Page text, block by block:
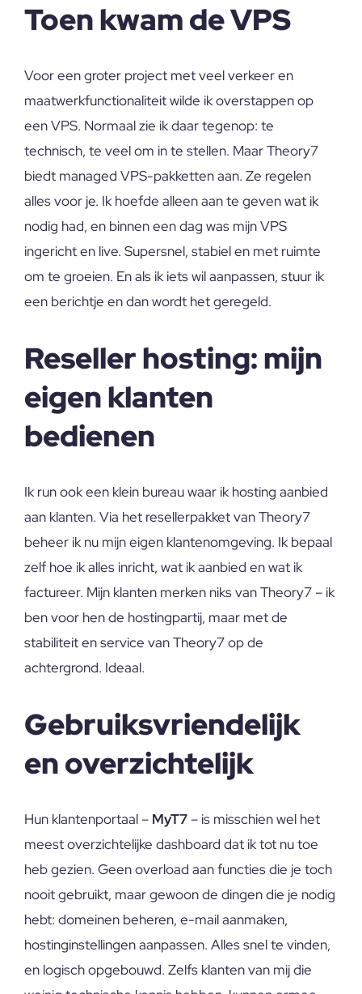
Toen kwam de VPS
Voor een groter project met veel verkeer en
maatwerkfunctionaliteit wilde ik overstappen op
een VPS. Normaal zie ik daar tegenop: te
technisch, te veel om in te stellen. Maar Theory7
biedt managed VPS-pakketten aan. Ze regelen
alles voor je. Ik hoefde alleen aan te geven wat ik
nodig had, en binnen een dag was mijn VPS
ingericht en live. Supersnel, stabiel en met ruimte
om te groeien. En als ik iets wil aanpassen, stuur ik
een berichtje en dan wordt het geregeld.
Reseller hosting: mijn
eigen klanten
bedienen
Ik run ook een klein bureau waar ik hosting aanbied
aan klanten. Via het resellerpakket van Theory7
beheer ik nu mijn eigen klantenomgeving. Ik bepaal
zelf hoe ik alles inricht, wat ik aanbied en wat ik
factureer. Mijn klanten merken niks van Theory7 – ik
ben voor hen de hostingpartij, maar met de
stabiliteit en service van Theory7 op de
achtergrond. Ideaal.
Gebruiksvriendelijk
en overzichtelijk
Hun klantenportaal – MyT7– is misschien wel het
meest overzichtelijke dashboard dat ik tot nu toe
heb gezien. Geen overload aan functies die je toch
nooit gebruikt, maar gewoon de dingen die je nodig
hebt: domeinen beheren, e-mail aanmaken,
hostinginstellingen aanpassen. Alles snel te vinden,
en logisch opgebouwd. Zelfs klanten van mij die